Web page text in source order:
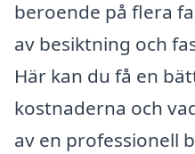
beroende på flera
av besiktning och
Här kan du få en
kostnaderna och
av en professionell